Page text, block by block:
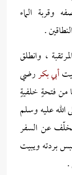
وقربة الماء
.
، وانطلق
أبي بكررضي
من فتحةٍ خلفيةٍ
الله عليه وسلم
عن السفر
بردته ويبيت
.